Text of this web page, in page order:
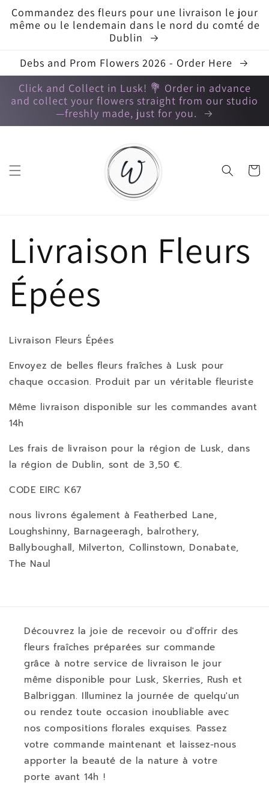
passer
au
Commandez des fleurs pour une livraison le jour
même ou le lendemain dans le nord du comté de
Dublin
Debs and Prom Flowers 2026 - Order Here
Click and Collect in Lusk! 💐 Order in advance
and collect your flowers straight from our studio
—freshly made, just for you.
Panier
Livraison Fleurs
Épées
Livraison Fleurs Épées
Envoyez de belles fleurs fraîches à Lusk pour
chaque occasion. Produit par un véritable fleuriste
Même livraison disponible sur les commandes avant
14h
Les frais de livraison pour la région de Lusk, dans
la région de Dublin, sont de 3,50 €.
CODE EIRC K67
nous livrons également à Featherbed Lane,
Loughshinny, Barnageeragh, balrothery,
Ballyboughall, Milverton, Collinstown, Donabate,
The Naul
Découvrez la joie de recevoir ou d'offrir des
fleurs fraîches préparées sur commande
grâce à notre service de livraison le jour
même disponible pour Lusk, Skerries, Rush et
Balbriggan. Illuminez la journée de quelqu'un
ou rendez toute occasion inoubliable avec
nos compositions florales exquises. Passez
votre commande maintenant et laissez-nous
apporter la beauté de la nature à votre
porte avant 14h !